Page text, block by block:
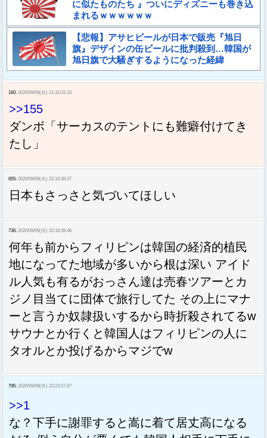
に似たものたち 』ついにディズニーも巻き込
まれるｗｗｗｗｗｗ
【悲報】アサヒビールが日本で販売『旭日
旗』デザインの缶ビールに批判殺到…韓国が
旭日旗で大騒ぎするようになった経緯
160: 2020/09/09(水) 21:31:03.33
>>155
ダンボ「サーカスのテントにも難癖付けてき
たし」
655: 2020/09/09(水) 22:13:38.37
日本もさっさと気づいてほしい
736: 2020/09/09(水) 22:19:39.46
何年も前からフィリピンは韓国の経済的植民
地になってた地域が多いから根は深い アイド
ル人気も有るがおっさん達は売春ツアーとカ
ジノ目当てに団体で旅行してた その上にマナ
ーと言うか奴隷扱いするから時折殺されてるw
サウナとか行くと韓国人はフィリピンの人に
タオルとか投げるからマジでw
795: 2020/09/09(水) 22:23:57.67
>>1
な？下手に謝罪すると嵩に着て居丈高になる